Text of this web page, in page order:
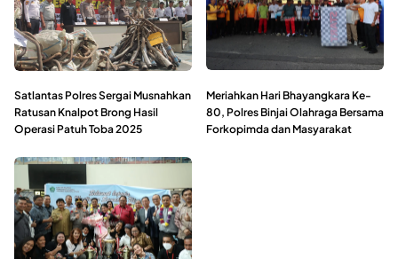
Satlantas Polres Sergai Musnahkan
Ratusan Knalpot Brong Hasil
Operasi Patuh Toba 2025
Meriahkan Hari Bhayangkara Ke-
80, Polres Binjai Olahraga Bersama
Forkopimda dan Masyarakat